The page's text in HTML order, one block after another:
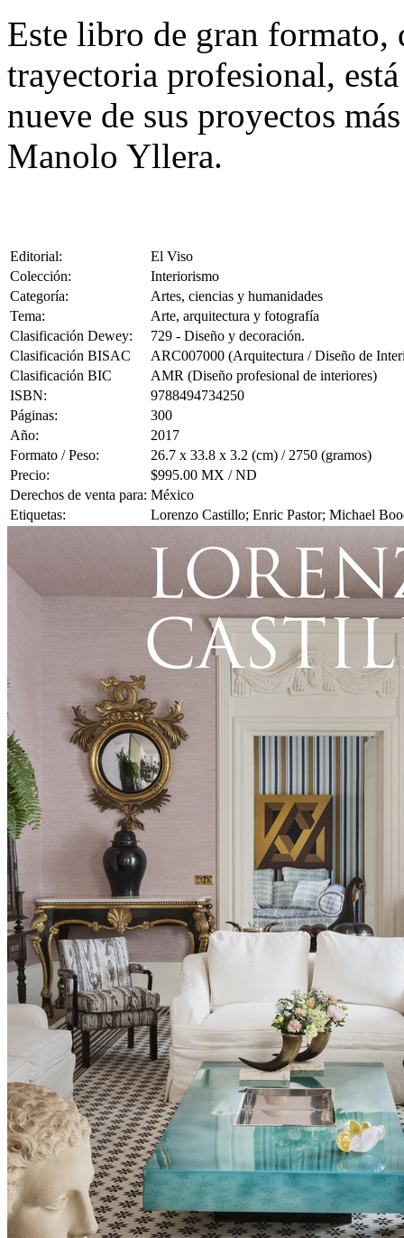
Este libro de gran formato,
trayectoria profesional,
nueve de sus proyectos
Manolo Yllera.
Editorial:
El Viso
Colección:
Interiorismo
Categoría:
Artes, ciencias y humanidades
Tema:
Arte, arquitectura y fotografía
Clasificación Dewey:
729 - Diseño y decoración.
Clasificación BISAC
ARC007000 (Arquitectura / Diseño de
Clasificación BIC
AMR (Diseño profesional de interiores)
ISBN:
9788494734250
Páginas:
300
Año:
2017
Formato / Peso:
26.7 x 33.8 x 3.2 (cm) / 2750 (gramos)
Precio:
$995.00 MX / ND
Derechos de venta para: México
Etiquetas:
Lorenzo Castillo; Enric Pastor; Michael